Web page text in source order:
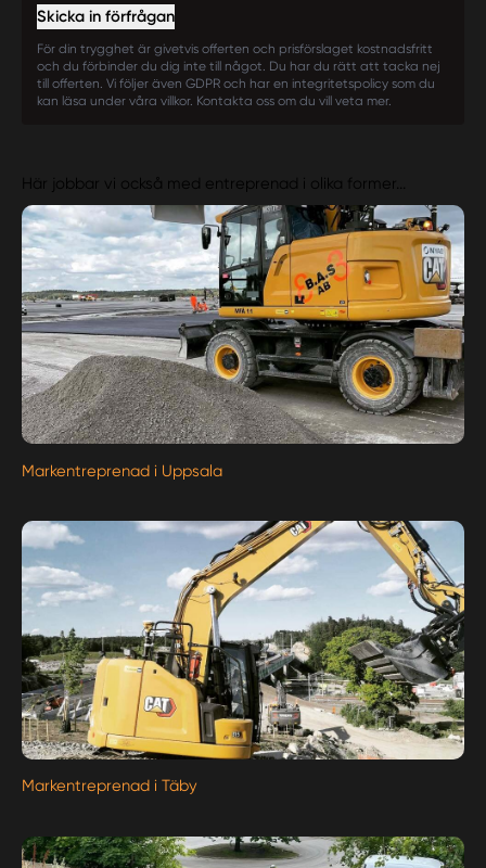
Skicka in förfrågan
För din trygghet är givetvis offerten och prisförslaget kostnadsfritt
och du förbinder du dig inte till något. Du har du rätt att tacka nej
till offerten. Vi följer även GDPR och har en integritetspolicy som du
kan läsa under våra villkor. Kontakta oss om du vill veta mer.
Här jobbar vi också med entreprenad i olika former...
Markentreprenad i Uppsala
Markentreprenad i Täby